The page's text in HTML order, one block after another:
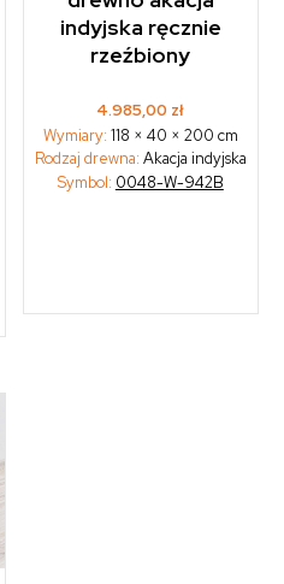
indyjska ręcznie
rzeźbiony
4.985,00 zł
Wymiary: 118 × 40 × 200 cm
Rodzaj drewna: Akacja indyjska
Symbol: 0048-W-942B